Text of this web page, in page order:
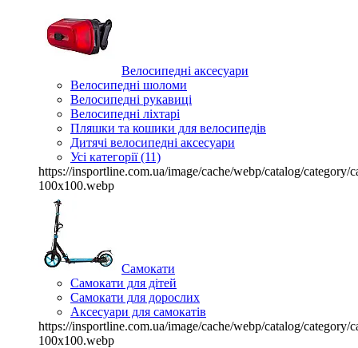
Велосипедні аксесуари
Велосипедні шоломи
Велосипедні рукавиці
Велосипедні ліхтарі
Пляшки та кошики для велосипедів
Дитячі велосипедні аксесуари
Усі категорії (11)
https://insportline.com.ua/image/cache/webp/catalog/category/
100x100.webp
Самокати
Самокати для дітей
Самокати для дорослих
Аксесуари для самокатів
https://insportline.com.ua/image/cache/webp/catalog/category/
100x100.webp